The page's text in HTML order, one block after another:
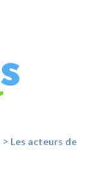
> Les acteurs de